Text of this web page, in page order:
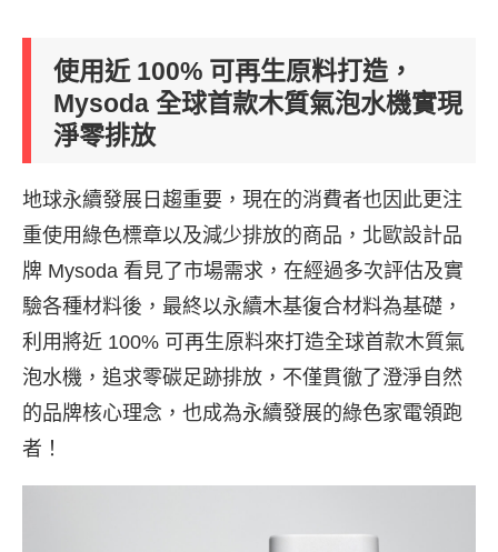
使用近 100% 可再生原料打造，
Mysoda 全球首款木質氣泡水機實現
淨零排放
地球永續發展日趨重要，現在的消費者也因此更注
重使用綠色標章以及減少排放的商品，北歐設計品
牌 Mysoda 看見了市場需求，在經過多次評估及實
驗各種材料後，最終以永續木基復合材料為基礎，
利用將近 100% 可再生原料來打造全球首款木質氣
泡水機，追求零碳足跡排放，不僅貫徹了澄淨自然
的品牌核心理念，也成為永續發展的綠色家電領跑
者！